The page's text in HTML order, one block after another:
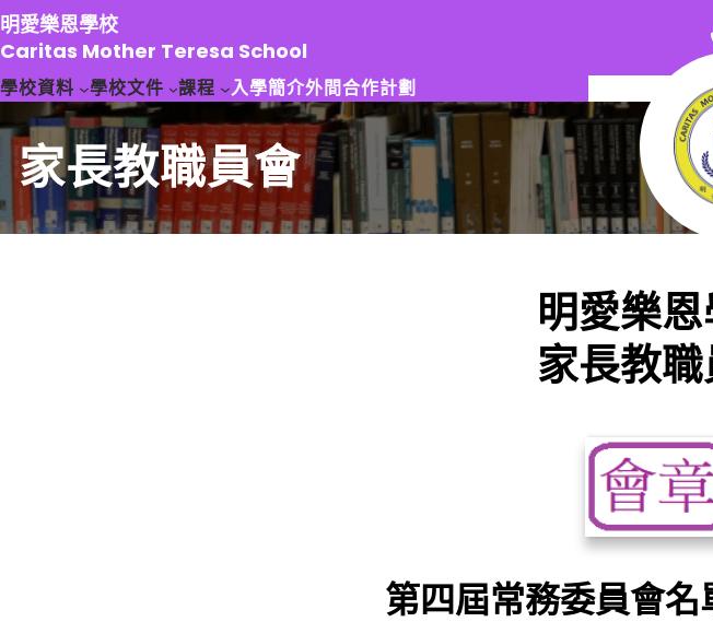
跳
至
主
要
容
明愛樂恩學校
Caritas Mother Teresa School
學校資料 學校文件 課程 入學簡介外間合作計劃
家長教職員會
明愛樂
家長教
第四屆常務委員會